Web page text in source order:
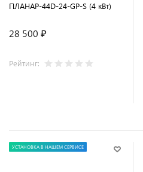
ПЛАНАР-44D-24-GP-S (4 кВт)
28 500 ₽
Рейтинг:
УСТАНОВКА В НАШЕМ СЕРВИСЕ